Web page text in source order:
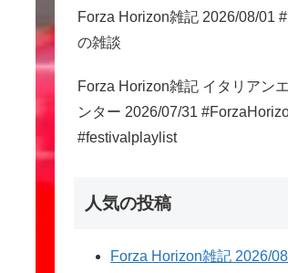
Forza Horizon雑記 2026/08/01
の雑談
Forza Horizon雑記 イタリアン
ンター 2026/07/31
#festivalplaylist
人気の投稿
Forza Horizon雑記 2026/